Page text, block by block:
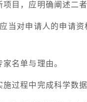
目，应明确阐述二
当对申请人的申请
名单与理由。
过程中完成科学数据